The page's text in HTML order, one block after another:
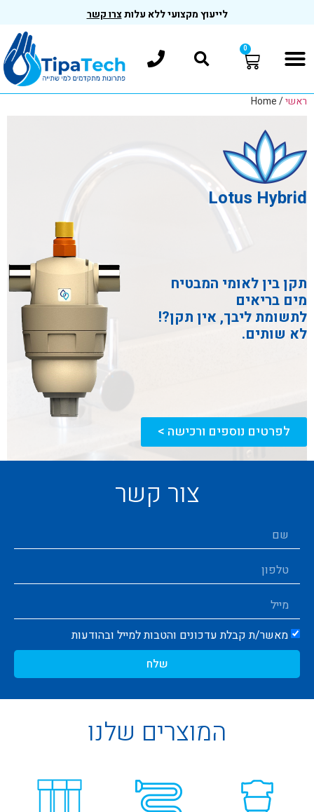
לייעוץ מקצועי ללא עלותצרו קשר
0
ראשי/
Home
Lotus Hybrid
תקן בין לאומי המבטיח
מים בריאים
לתשומת ליבך, אין תקן?!
לא שותים.
לפרטים נוספים ורכישה >
צור קשר
מאשר/ת קבלת עדכונים והטבות למייל ובהודעות
שלח
המוצרים שלנו